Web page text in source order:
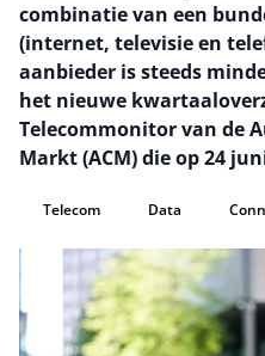
combinatie van een
(internet, televisie en
aanbieder is steeds
het nieuwe
Telecommonitor van de
Markt (ACM) die op 24
Telecom Data